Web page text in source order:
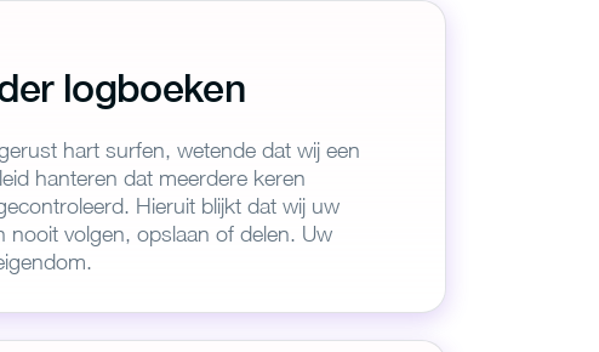
logboeken
hart surfen, wetende dat wij een
hanteren dat meerdere keren
Hieruit blijkt dat wij uw
nooit volgen, opslaan of delen. Uw